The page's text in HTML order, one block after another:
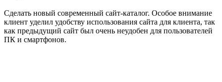
Сделать новый современный сайт-каталог. Особое внимание
клиент уделил удобству использования сайта для клиента, так
как предыдущий сайт был очень неудобен для пользователей
ПК и смартфонов.